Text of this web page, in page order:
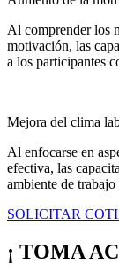
Al comprender los
motivación, las
a los participantes
Mejora del clima
Al enfocarse en
efectiva, las
ambiente de
SOLICITAR
¡ TOMA